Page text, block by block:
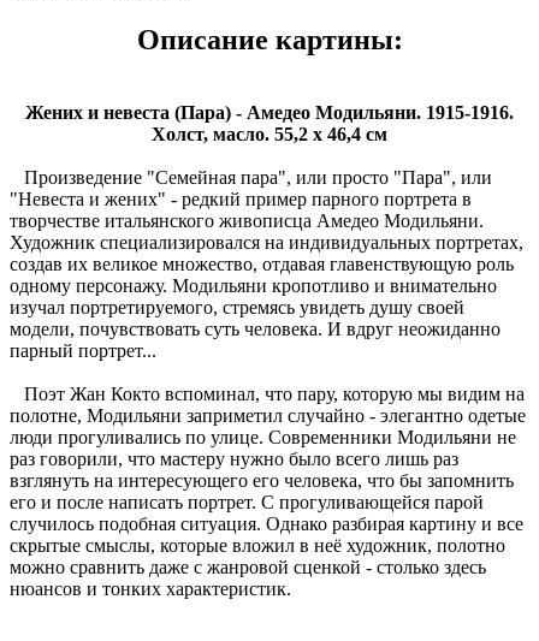
Описание картины:
Жених и невеста (Пара) - Амедео Модильяни. 1915-1916.
Холст, масло. 55,2 x 46,4 см
Произведение "Семейная пара", или просто "Пара", или
"Невеста и жених" - редкий пример парного портрета в
творчестве итальянского живописца Амедео Модильяни.
Художник специализировался на индивидуальных портретах,
создав их великое множество, отдавая главенствующую роль
одному персонажу. Модильяни кропотливо и внимательно
изучал портретируемого, стремясь увидеть душу своей
модели, почувствовать суть человека. И вдруг неожиданно
парный портрет...
Поэт Жан Кокто вспоминал, что пару, которую мы видим на
полотне, Модильяни заприметил случайно - элегантно одетые
люди прогуливались по улице. Современники Модильяни не
раз говорили, что мастеру нужно было всего лишь раз
взглянуть на интересующего его человека, что бы запомнить
его и после написать портрет. С прогуливающейся парой
случилось подобная ситуация. Однако разбирая картину и все
скрытые смыслы, которые вложил в неё художник, полотно
можно сравнить даже с жанровой сценкой - столько здесь
нюансов и тонких характеристик.